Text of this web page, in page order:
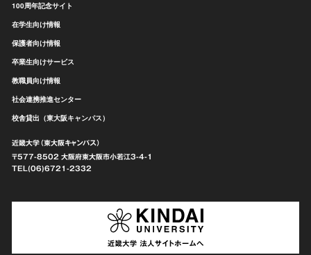
100周年記念サイト
在学生向け情報
保護者向け情報
卒業生向けサービス
教職員向け情報
社会連携推進センター
校舎貸出（東大阪キャンパス）
近畿大学（東大阪キャンパス）
〒577-8502 大阪府東大阪市小若江3-4-1
TEL(06)6721-2332